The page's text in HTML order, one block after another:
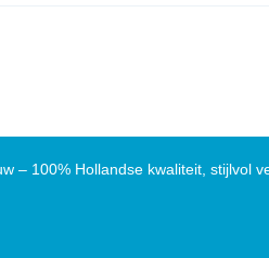
– 100% Hollandse kwaliteit, stijlvol